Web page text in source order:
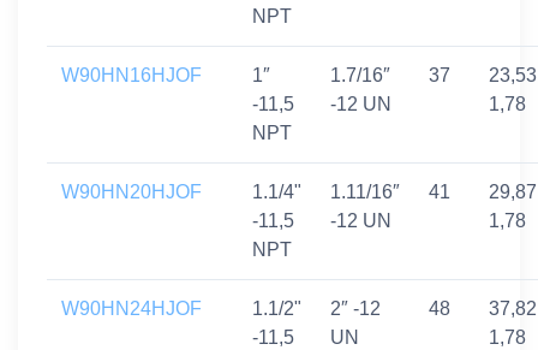
NPT
W90HN16HJOF
1″
-11,5
NPT
1.7/16″
-12 UN
37
1,78
W90HN20HJOF
1.1/4"
-11,5
NPT
1.11/16″
-12 UN
41
1,78
W90HN24HJOF
1.1/2"
-11,5
2″ -12
UN
48
1,78